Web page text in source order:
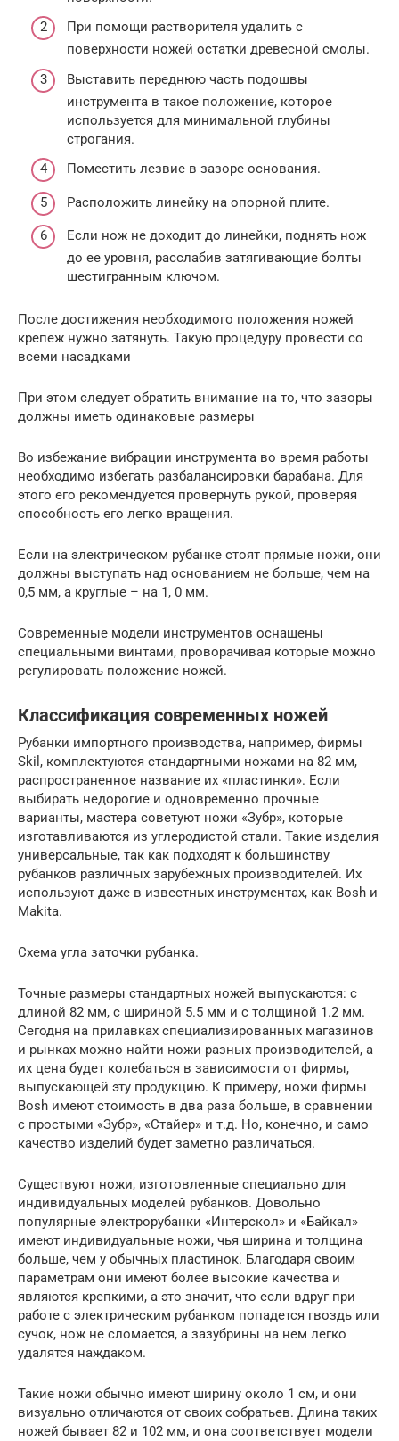
При помощи растворителя удалить с
поверхности ножей остатки древесной смолы.
Выставить переднюю часть подошвы
инструмента в такое положение, которое
используется для минимальной глубины
строгания.
Поместить лезвие в зазоре основания.
Расположить линейку на опорной плите.
Если нож не доходит до линейки, поднять нож
до ее уровня, расслабив затягивающие болты
шестигранным ключом.
После достижения необходимого положения ножей
крепеж нужно затянуть. Такую процедуру провести со
всеми насадками
При этом следует обратить внимание на то, что зазоры
должны иметь одинаковые размеры
Во избежание вибрации инструмента во время работы
необходимо избегать разбалансировки барабана. Для
этого его рекомендуется провернуть рукой, проверяя
способность его легко вращения.
Если на электрическом рубанке стоят прямые ножи, они
должны выступать над основанием не больше, чем на
0,5 мм, а круглые – на 1, 0 мм.
Современные модели инструментов оснащены
специальными винтами, проворачивая которые можно
регулировать положение ножей.
Классификация современных ножей
Рубанки импортного производства, например, фирмы
Skil, комплектуются стандартными ножами на 82 мм,
распространенное название их «пластинки». Если
выбирать недорогие и одновременно прочные
варианты, мастера советуют ножи «Зубр», которые
изготавливаются из углеродистой стали. Такие изделия
универсальные, так как подходят к большинству
рубанков различных зарубежных производителей. Их
используют даже в известных инструментах, как Bosh и
Makita.
Схема угла заточки рубанка.
Точные размеры стандартных ножей выпускаются: с
длиной 82 мм, с шириной 5.5 мм и с толщиной 1.2 мм.
Сегодня на прилавках специализированных магазинов
и рынках можно найти ножи разных производителей, а
их цена будет колебаться в зависимости от фирмы,
выпускающей эту продукцию. К примеру, ножи фирмы
Bosh имеют стоимость в два раза больше, в сравнении
с простыми «Зубр», «Стайер» и т.д. Но, конечно, и само
качество изделий будет заметно различаться.
Существуют ножи, изготовленные специально для
индивидуальных моделей рубанков. Довольно
популярные электрорубанки «Интерскол» и «Байкал»
имеют индивидуальные ножи, чья ширина и толщина
больше, чем у обычных пластинок. Благодаря своим
параметрам они имеют более высокие качества и
являются крепкими, а это значит, что если вдруг при
работе с электрическим рубанком попадется гвоздь или
сучок, нож не сломается, а зазубрины на нем легко
удалятся наждаком.
Такие ножи обычно имеют ширину около 1 см, и они
визуально отличаются от своих собратьев. Длина таких
ножей бывает 82 и 102 мм, и она соответствует модели